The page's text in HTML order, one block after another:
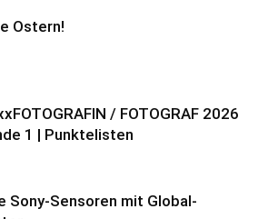
Ostern!
/ FOTOGRAF 2026
1 | Punktelisten
Sony-Sensoren mit Global-